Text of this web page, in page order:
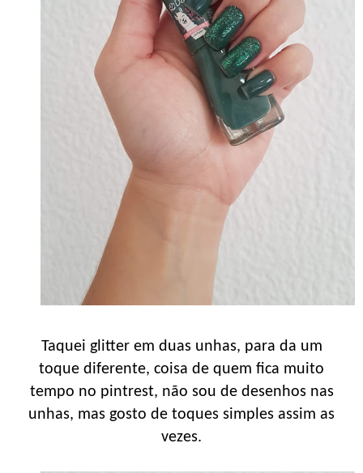
Taquei glitter em duas unhas, para da um
toque diferente, coisa de quem fica muito
tempo no pintrest, não sou de desenhos nas
unhas, mas gosto de toques simples assim as
vezes.